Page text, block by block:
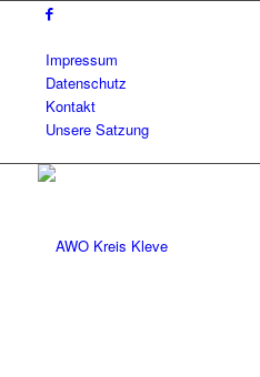
Impressum
Datenschutz
Kontakt
Unsere Satzung